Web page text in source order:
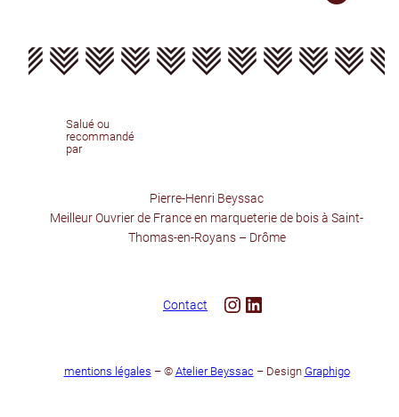
Salué ou
recommandé
par
Pierre-Henri Beyssac
Meilleur Ouvrier de France en marqueterie de bois à Saint-
Thomas-en-Royans – Drôme
Contact Instagram
LinkedIn
mentions légales – © Atelier Beyssac – Design Graphigo